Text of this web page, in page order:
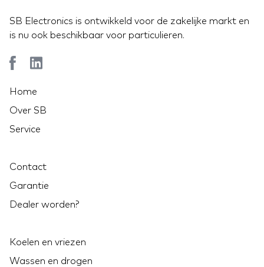
SB Electronics is ontwikkeld voor de zakelijke markt en
is nu ook beschikbaar voor particulieren.
Home
Over SB
Service
Contact
Garantie
Dealer worden?
Koelen en vriezen
Wassen en drogen